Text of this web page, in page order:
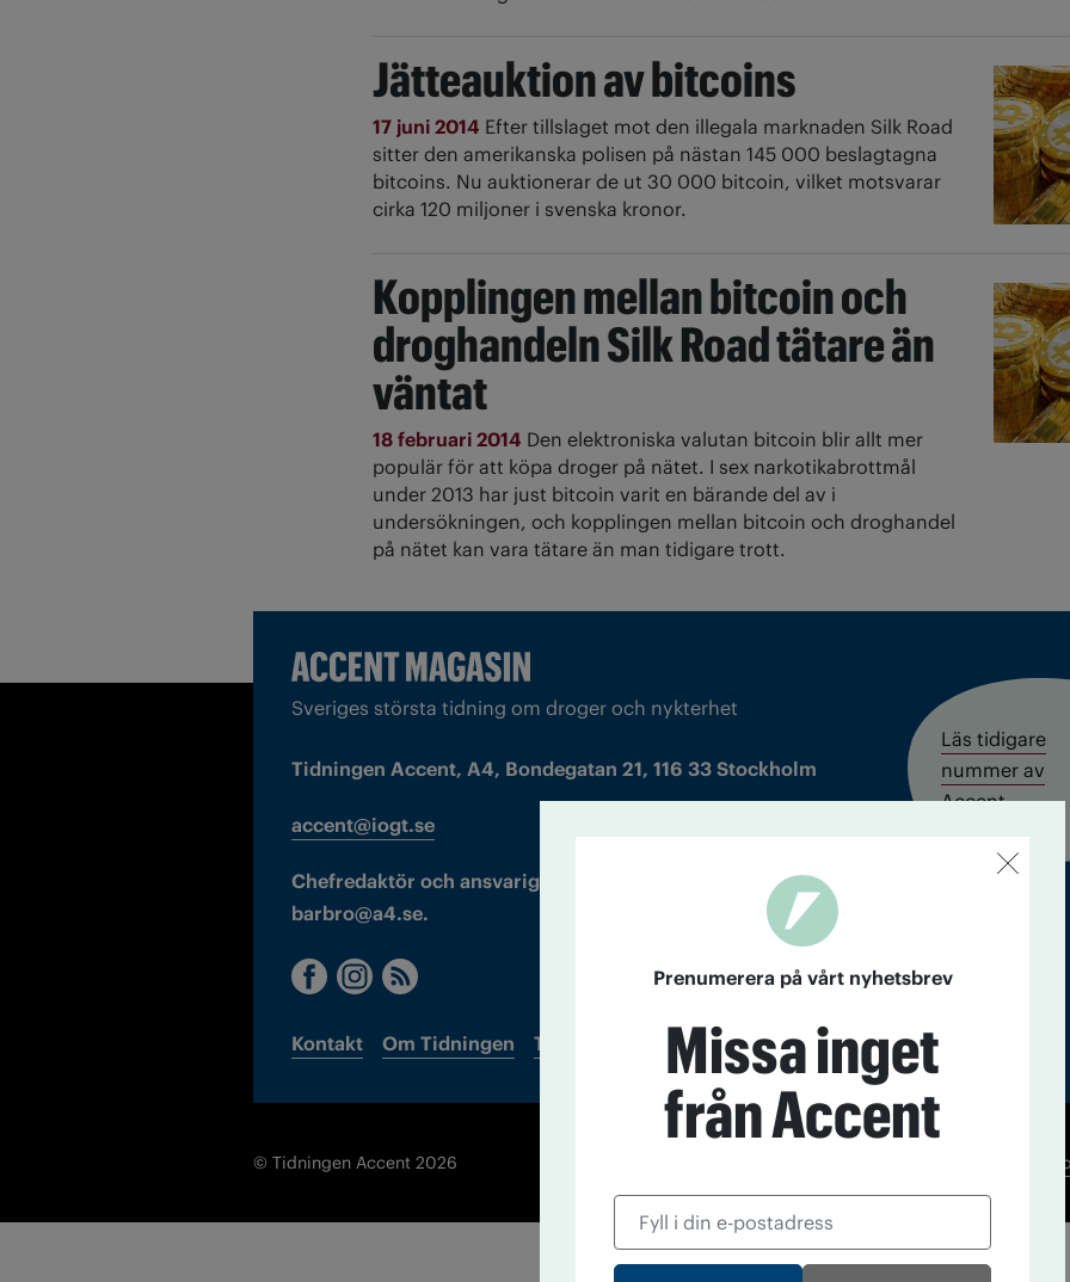
Jätteauktion av bitcoins
17 juni 2014 Efter tillslaget mot den illegala marknaden Silk Road
sitter den amerikanska polisen på nästan 145 000 beslagtagna
bitcoins. Nu auktionerar de ut 30 000 bitcoin, vilket motsvarar
cirka 120 miljoner i svenska kronor.
Kopplingen mellan bitcoin och
droghandeln Silk Road tätare än
väntat
18 februari 2014 Den elektroniska valutan bitcoin blir allt mer
populär för att köpa droger på nätet. I sex narkotikabrottmål
under 2013 har just bitcoin varit en bärande del av i
undersökningen, och kopplingen mellan bitcoin och droghandel
på nätet kan vara tätare än man tidigare trott.
Sveriges största tidning om droger och nykterhet
Tidningen Accent, A4, Bondegatan 21, 116 33 Stockholm
accent@iogt.se
Chefredaktör och ansvarig utgivare: Barbro Janson Lundkvist,
barbro@a4.se.
Kontakt Om Tidningen Tidningsarkiv In English
Läs tidigare
nummer av
Accent
© Tidningen Accent 2026
Prenumerera på vårt nyhetsbrev
Missa inget
från Accent